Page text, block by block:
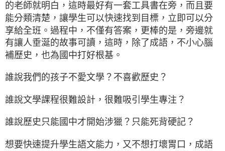
的老師就明白，這時最好有一套工具書在旁，而且要
能分類清楚，讓學生可以快速找到目標，立即可以分
享給全班。過程中，不僅有答案，更棒的是，旁邊就
有讓人垂涎的故事可讀，這時，除了成語，不小心腦
補歷史，也為國中打好根基。
誰說我們的孩子不愛文學？不喜歡歷史？
誰說文學課程很難設計，很難吸引學生專注？
誰說歷史只能國中才開始涉獵？只能死背硬記？
想要快速提升學生語文能力，又不想打壞胃口，成語